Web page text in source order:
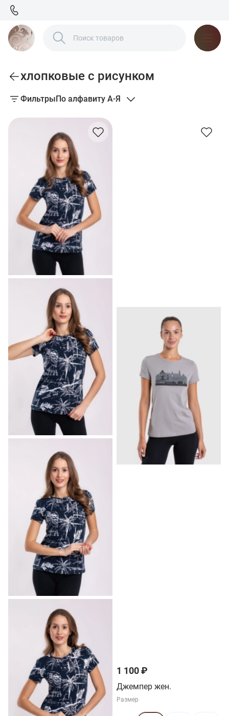
хлопковые с рисунком
ФильтрыПо алфавиту А-Я
1 100 ₽
Джемпер жен.
Размер